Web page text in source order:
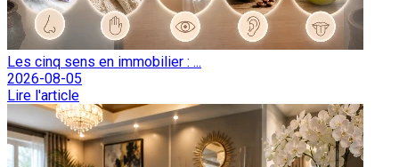
Les cinq sens en immobilier : ...
2026-08-05
Lire l'article